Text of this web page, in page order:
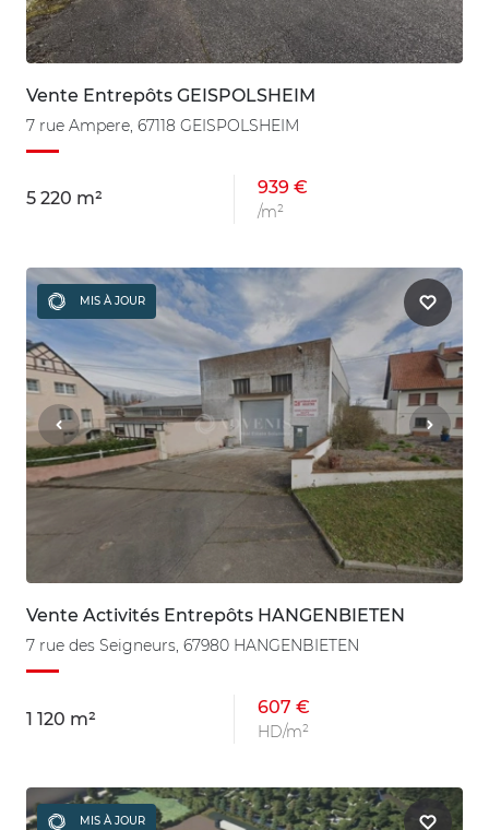
Vente Entrepôts GEISPOLSHEIM
7 rue Ampere, 67118 GEISPOLSHEIM
5 220 m²
939 €
/m²
MIS À JOUR
Vente Activités Entrepôts HANGENBIETEN
7 rue des Seigneurs, 67980 HANGENBIETEN
1 120 m²
607 €
HD/m²
MIS À JOUR